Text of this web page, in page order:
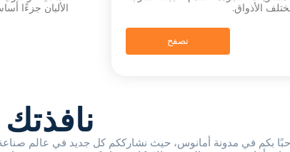
الأذواق.
تصفح
الألبان جزءًا
بكم في مدونة أمانوس، حيث نشارككم كل جديد في عالم صناعة